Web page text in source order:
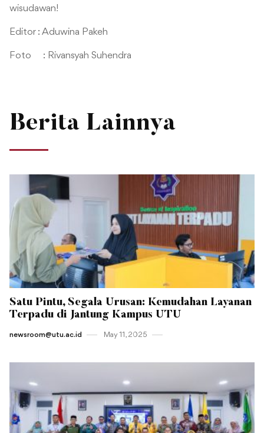
wisudawan!
Editor : Aduwina Pakeh
Foto : Rivansyah Suhendra
Berita Lainnya
Satu Pintu, Segala Urusan: Kemudahan Layanan
Terpadu di Jantung Kampus UTU
newsroom@utu.ac.id May 11 , 2025